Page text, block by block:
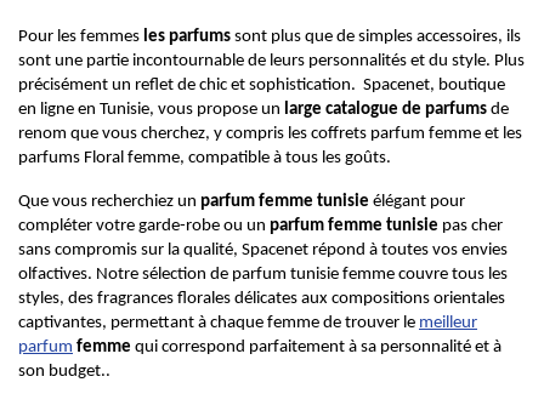
Pour les femmes les parfums sont plus que de simples accessoires, ils
sont une partie incontournable de leurs personnalités et du style. Plus
précisément un reflet de chic et sophistication. Spacenet, boutique
en ligne en Tunisie, vous propose un large catalogue de parfums de
renom que vous cherchez, y compris les coffrets parfum femme et les
parfums Floral femme, compatible à tous les goûts.
Que vous recherchiez un parfum femme tunisie élégant pour
compléter votre garde-robe ou un parfum femme tunisie pas cher
sans compromis sur la qualité, Spacenet répond à toutes vos envies
olfactives. Notre sélection de parfum tunisie femme couvre tous les
styles, des fragrances florales délicates aux compositions orientales
captivantes, permettant à chaque femme de trouver le meilleur
parfum femme qui correspond parfaitement à sa personnalité et à
son budget..